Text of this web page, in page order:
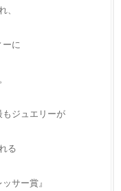
、
ーに
もジュエリーが
る
サー賞』